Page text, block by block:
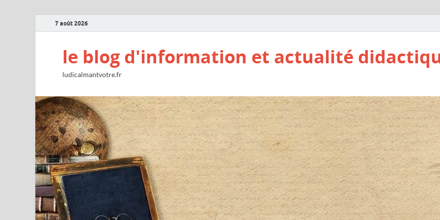
7 août 2026
le blog d'information et actualité
ludicalmantvotre.fr